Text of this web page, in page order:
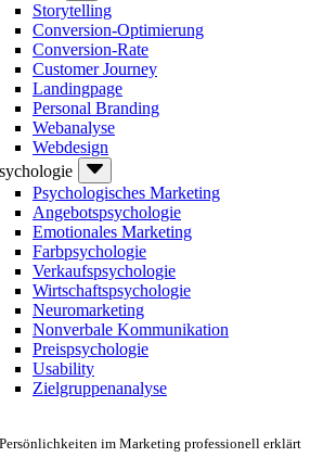
Storytelling
Conversion-Optimierung
Conversion-Rate
Customer Journey
Landingpage
Personal Branding
Webanalyse
Webdesign
Psychologisches Marketing
Angebotspsychologie
Emotionales Marketing
Farbpsychologie
Verkaufspsychologie
Wirtschaftspsychologie
Neuromarketing
Nonverbale Kommunikation
Preispsychologie
Usability
Zielgruppenanalyse
im Marketing professionell erklärt